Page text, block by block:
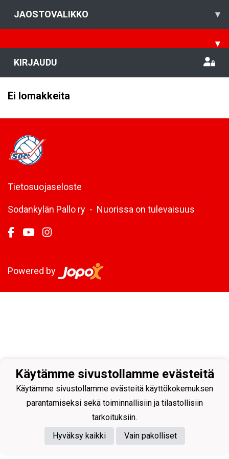
JAOSTOVALIKKO ▾
▾
KIRJAUDU
Ei lomakkeita
Tietosuojaseloste
Sodankylän Pallo ry - Nuorissa on tulevaisuus
Powered by
Käytämme sivustollamme evästeitä
Käytämme sivustollamme evästeitä käyttökokemuksen
parantamiseksi sekä toiminnallisiin ja tilastollisiin
tarkoituksiin.
Hyväksy kaikki
Vain pakolliset